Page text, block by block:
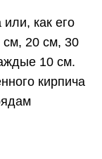
как его
см, 20 см, 30
10 см.
кирпича